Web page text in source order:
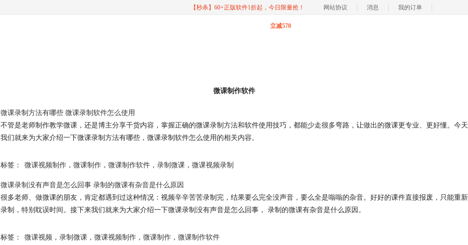
【秒杀】60+正版软件1折起，今日限量抢！ 网站协议 消息 我的订单
立减570
微课制作软件
微课录制方法有哪些 微课录制软件怎么使用
不管是老师制作教学微课，还是博主分享干货内容，掌握正确的微课录制方法和软件使用技巧，都能少走很多弯路，让做出的微课更专业、更好懂。今天
我们就来为大家介绍一下微课录制方法有哪些，微课录制软件怎么使用的相关内容。
标签： 微课视频制作 ， 微课制作 ， 微课制作软件 ， 录制微课 ， 微课视频录制
微课录制没有声音是怎么回事 录制的微课有杂音是什么原因
很多老师、做微课的朋友，肯定都遇到过这种情况：视频辛辛苦苦录制完，结果要么完全没声音，要么全是嗡嗡的杂音。好好的课件直接报废，只能重新
录制，特别耽误时间。接下来我们就来为大家介绍一下微课录制没有声音是怎么回事， 录制的微课有杂音是什么原因。
标签： 微课视频 ， 录制微课 ， 微课视频制作 ， 微课制作 ， 微课制作软件